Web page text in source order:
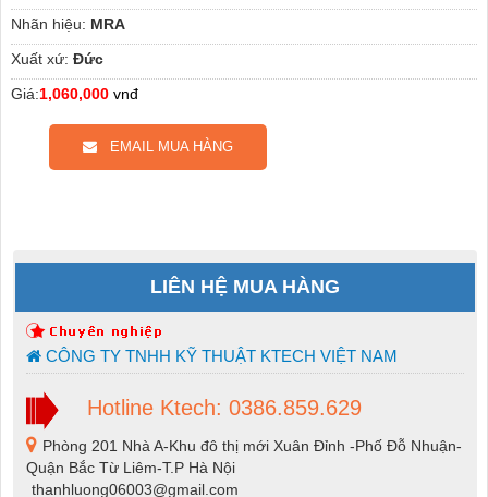
Nhãn hiệu: MRA
Xuất xứ: Đức
Giá:1,060,000 vnđ
EMAIL MUA HÀNG
LIÊN HỆ MUA HÀNG
CÔNG TY TNHH KỸ THUẬT KTECH VIỆT NAM
Hotline Ktech: 0386.859.629
Phòng 201 Nhà A-Khu đô thị mới Xuân Đỉnh -Phố Đỗ Nhuận-
Quận Bắc Từ Liêm-T.P Hà Nội
thanhluong06003@gmail.com